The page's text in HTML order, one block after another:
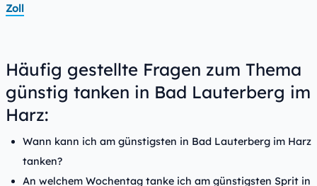
Zoll
Häufig gestellte Fragen zum Thema
günstig tanken in Bad Lauterberg im
Harz:
Wann kann ich am günstigsten in Bad Lauterberg im Harz
tanken?
An welchem Wochentag tanke ich am günstigsten Sprit in